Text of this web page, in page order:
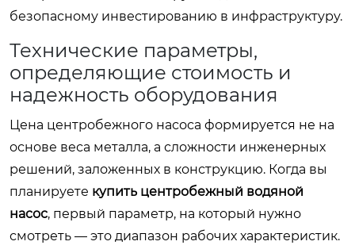
безопасному инвестированию в инфраструктуру.
Технические параметры,
определяющие стоимость и
надежность оборудования
Цена центробежного насоса формируется не на
основе веса металла, а сложности инженерных
решений, заложенных в конструкцию. Когда вы
планируете купить центробежный водяной
насос, первый параметр, на который нужно
смотреть — это диапазон рабочих характеристик.